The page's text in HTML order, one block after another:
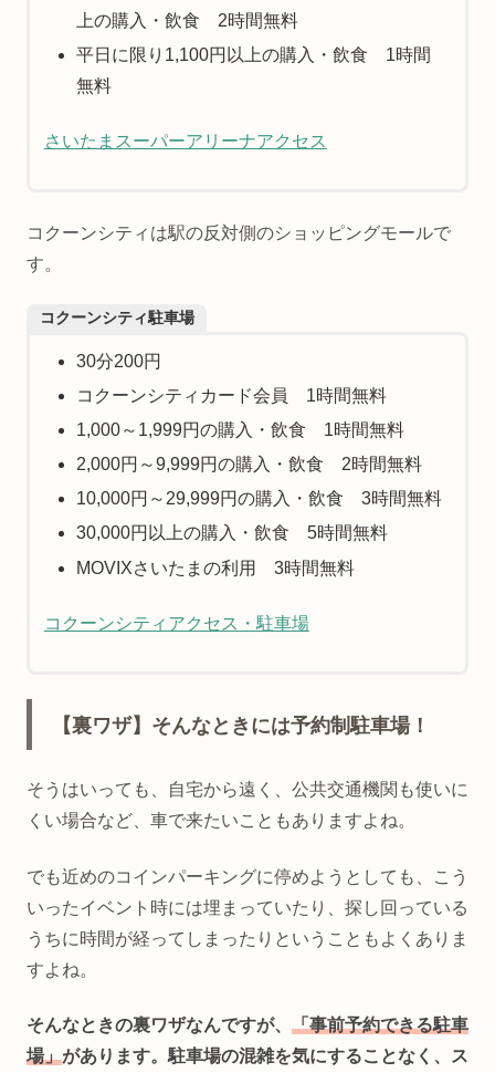
上の購入・飲食 2時間無料
平日に限り1,100円以上の購入・飲食 1時間
無料
さいたまスーパーアリーナアクセス
コクーンシティは駅の反対側のショッピングモールで
す。
コクーンシティ駐車場
30分200円
コクーンシティカード会員 1時間無料
1,000～1,999円の購入・飲食 1時間無料
2,000円～9,999円の購入・飲食 2時間無料
10,000円～29,999円の購入・飲食 3時間無料
30,000円以上の購入・飲食 5時間無料
MOVIXさいたまの利用 3時間無料
コクーンシティアクセス・駐車場
【裏ワザ】そんなときには予約制駐車場！
そうはいっても、自宅から遠く、公共交通機関も使いに
くい場合など、車で来たいこともありますよね。
でも近めのコインパーキングに停めようとしても、こう
いったイベント時には埋まっていたり、探し回っている
うちに時間が経ってしまったりということもよくありま
すよね。
そんなときの裏ワザなんですが、 「事前予約できる駐車
場」があります。駐車場の混雑を気にすることなく、ス